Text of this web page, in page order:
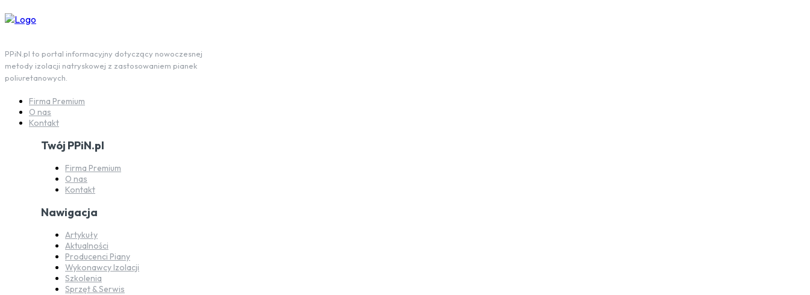
PPiN.pl to portal informacyjny dotyczący nowoczesnej
metody izolacji natryskowej z zastosowaniem pianek
poliuretanowych.
Firma Premium
O nas
Kontakt
Twój PPiN.pl
Firma Premium
O nas
Kontakt
Nawigacja
Artykuły
Aktualności
Producenci Piany
Wykonawcy Izolacji
Szkolenia
Sprzęt & Serwis